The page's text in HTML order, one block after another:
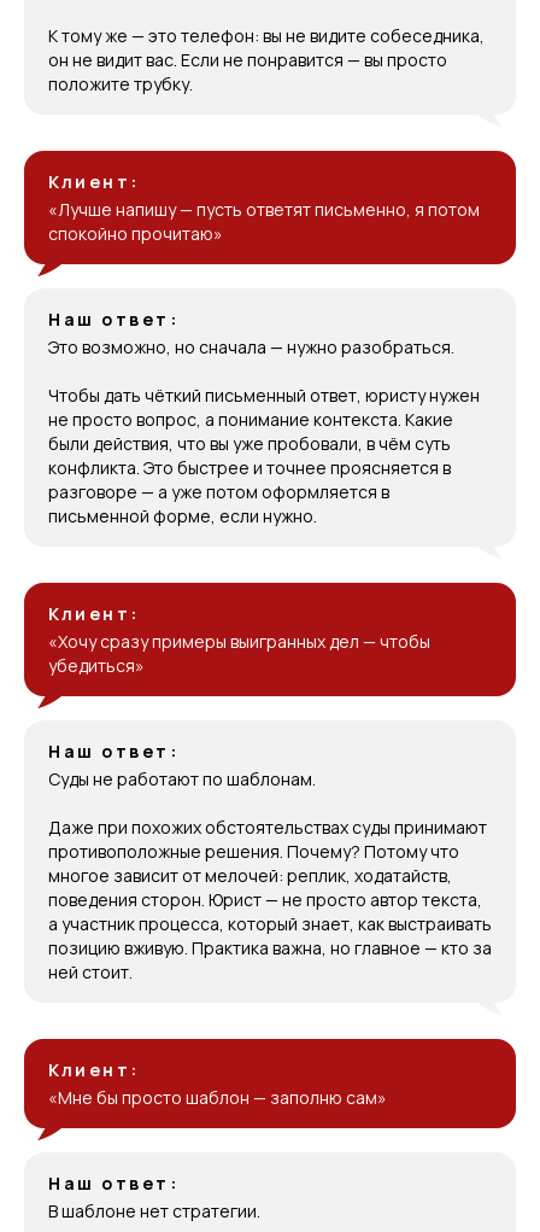
К тому же — это телефон: вы не видите собеседника,
он не видит вас. Если не понравится — вы просто
положите трубку.
Клиент:
«Лучше напишу — пусть ответят письменно, я потом
спокойно прочитаю»
Наш ответ:
Это возможно, но сначала — нужно разобраться.
Чтобы дать чёткий письменный ответ, юристу нужен
не просто вопрос, а понимание контекста. Какие
были действия, что вы уже пробовали, в чём суть
конфликта. Это быстрее и точнее проясняется в
разговоре — а уже потом оформляется в
письменной форме, если нужно.
Клиент:
«Хочу сразу примеры выигранных дел — чтобы
убедиться»
Наш ответ:
Суды не работают по шаблонам.
Даже при похожих обстоятельствах суды принимают
противоположные решения. Почему? Потому что
многое зависит от мелочей: реплик, ходатайств,
поведения сторон. Юрист — не просто автор текста,
а участник процесса, который знает, как выстраивать
позицию вживую. Практика важна, но главное — кто за
ней стоит.
Клиент:
«Мне бы просто шаблон — заполню сам»
Наш ответ:
В шаблоне нет стратегии.